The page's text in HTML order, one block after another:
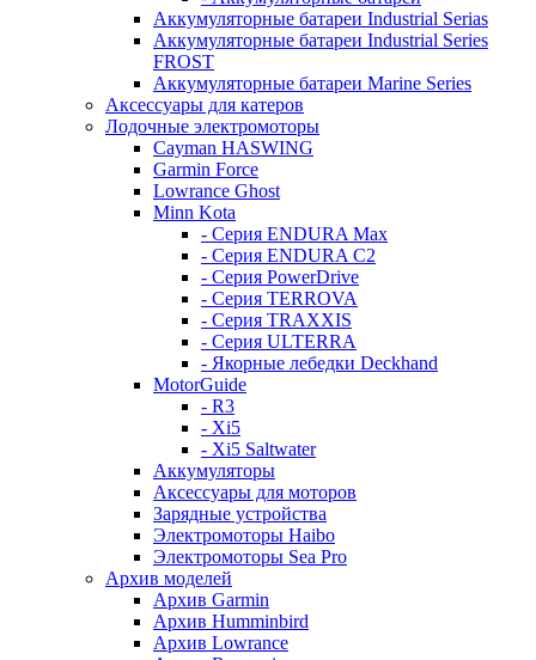
Аккумуляторные батареи Industrial Serias
Аккумуляторные батареи Industrial Series
FROST
Аккумуляторные батареи Marine Series
Аксессуары для катеров
Лодочные электромоторы
Cayman HASWING
Garmin Force
Lowrance Ghost
Minn Kota
- Серия ENDURA Max
- Серия ENDURA C2
- Серия PowerDrive
- Серия TERROVA
- Серия TRAXXIS
- Серия ULTERRA
- Якорные лебедки Deckhand
MotorGuide
- R3
- Xi5
- Xi5 Saltwater
Аккумуляторы
Аксессуары для моторов
Зарядные устройства
Электромоторы Haibo
Электромоторы Sea Pro
Архив моделей
Архив Garmin
Архив Humminbird
Архив Lowrance